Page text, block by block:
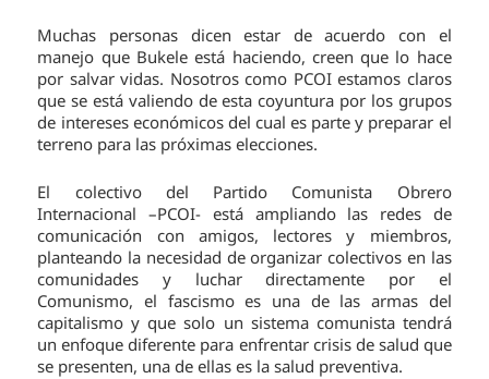
Muchas personas dicen estar de acuerdo con el
manejo que Bukele está haciendo, creen que lo hace
por salvar vidas. Nosotros como PCOI estamos claros
que se está valiendo de esta coyuntura por los grupos
de intereses económicos del cual es parte y preparar el
terreno para las próximas elecciones.
El colectivo del Partido Comunista Obrero
Internacional –PCOI- está ampliando las redes de
comunicación con amigos, lectores y miembros,
planteando la necesidad de organizar colectivos en las
comunidades y luchar directamente por el
Comunismo, el fascismo es una de las armas del
capitalismo y que solo un sistema comunista tendrá
un enfoque diferente para enfrentar crisis de salud que
se presenten, una de ellas es la salud preventiva.